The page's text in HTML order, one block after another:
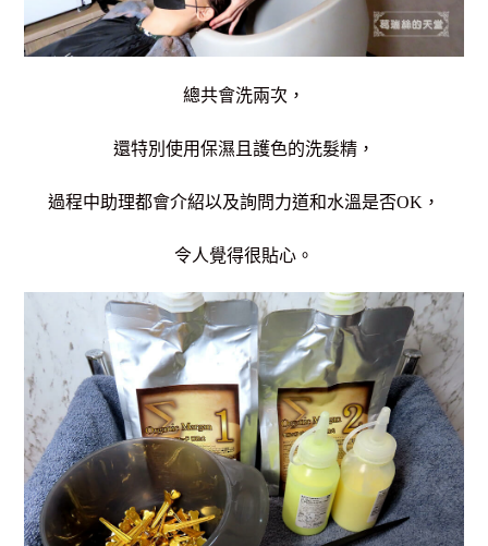
總共會洗兩次，
還特別使用保濕且護色的洗髮精，
過程中助理都會介紹以及詢問力道和水溫是否OK，
令人覺得很貼心。